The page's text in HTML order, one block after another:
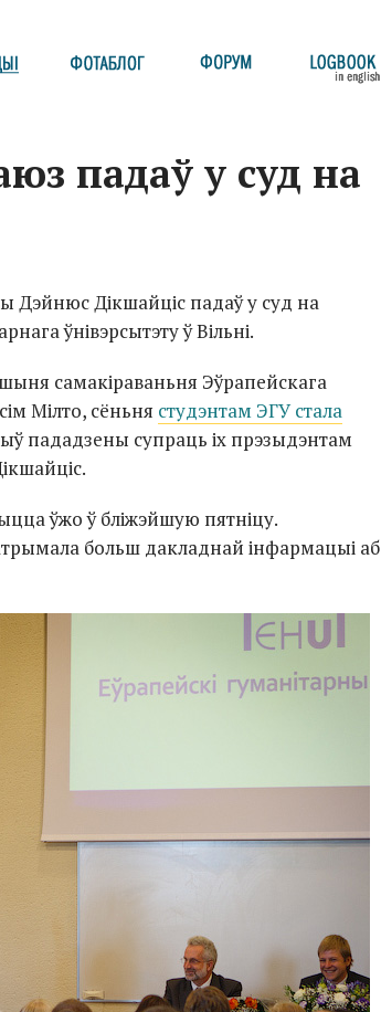
падаў у суд на
Дэйнюс Дікшайціс падаў у суд на
ўнівэрсытэту ў Вільні.
самакіраваньня Эўрапейскага
Мілто, сёньня студэнтам ЭГУ стала
пададзены супраць іх прэзыдэнтам
ўжо ў бліжэйшую пятніцу.
больш дакладнай інфармацыі аб